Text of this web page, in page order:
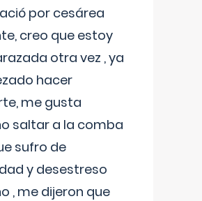
por cesárea
creo que estoy
otra vez , ya
hacer
me gusta
saltar a la comba
sufro de
y desestreso
, me dijeron que